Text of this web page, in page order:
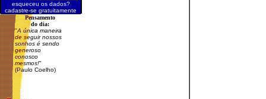
esqueceu os dados?
cadastre-se gratuitamente
Pensamento
do dia:
"A única maneira
de seguir nossos
sonhos é sendo
generoso
conosco
mesmos!"
(Paulo Coelho)